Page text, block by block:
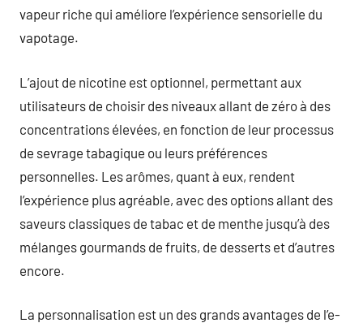
vapeur riche qui améliore l’expérience sensorielle du
vapotage.
L’ajout de nicotine est optionnel, permettant aux
utilisateurs de choisir des niveaux allant de zéro à des
concentrations élevées, en fonction de leur processus
de sevrage tabagique ou leurs préférences
personnelles. Les arômes, quant à eux, rendent
l’expérience plus agréable, avec des options allant des
saveurs classiques de tabac et de menthe jusqu’à des
mélanges gourmands de fruits, de desserts et d’autres
encore.
La personnalisation est un des grands avantages de l’e-